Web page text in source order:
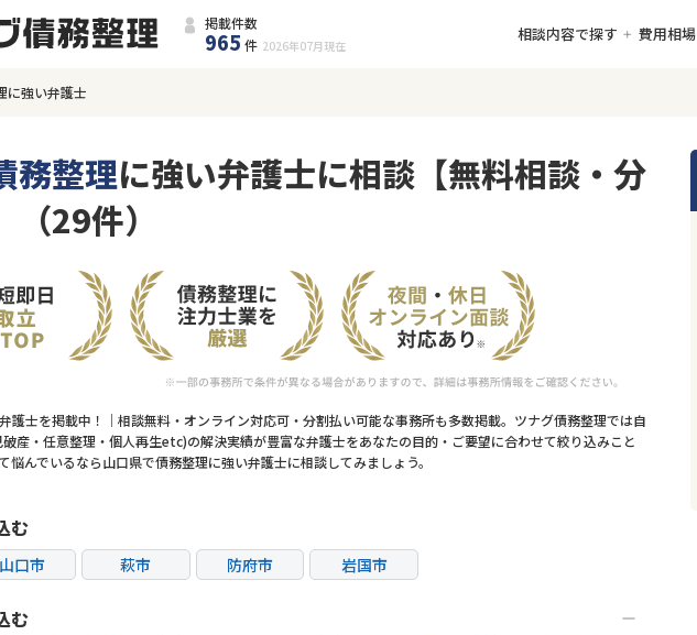
掲載件数
965 件 2026年07月 現在
相談内容で探す 費用相場
に強い弁護士
務整理に強い弁護士に相談【無料相談・分
29件）
護士を掲載中！｜相談無料・オンライン対応可・分割払い可能な事務所も多数掲載。ツナグ債務整理では自
産・任意整理・個人再生etc)の解決実績が豊富な弁護士をあなたの目的・ご要望に合わせて絞り込みこと
悩んでいるなら山口県で債務整理に強い弁護士に相談してみましょう。
む
山口市 萩市 防府市 岩国市
む